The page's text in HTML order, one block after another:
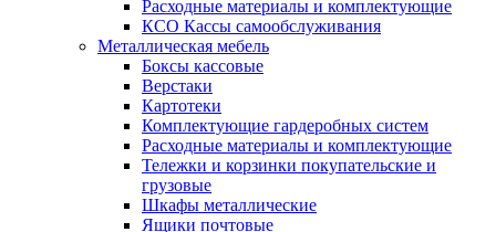
Расходные материалы и комплектующие
КСО Кассы самообслуживания
Металлическая мебель
Боксы кассовые
Верстаки
Картотеки
Комплектующие гардеробных систем
Расходные материалы и комплектующие
Тележки и корзинки покупательские и
грузовые
Шкафы металлические
Ящики почтовые